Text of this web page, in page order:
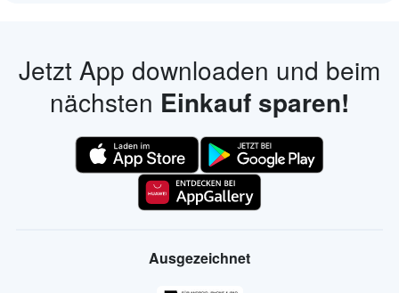
Jetzt App downloaden und beim
nächsten Einkauf sparen!
Ausgezeichnet